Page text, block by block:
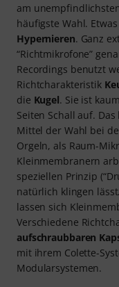
am
häufigste Wahl.
Hypernieren. Ganz
“Richtmikrofone”
Recordings benutzt
Richtcharakteristik
die Kugel. Sie ist
Seiten Schall auf.
Mittel der Wahl bei
Orgeln, als Raum-
Kleinmembranern
speziellen Prinzip
natürlich klingen
lassen sich
Verschiedene
aufschraubbaren
mit ihrem Colette-
Modularsystemen.